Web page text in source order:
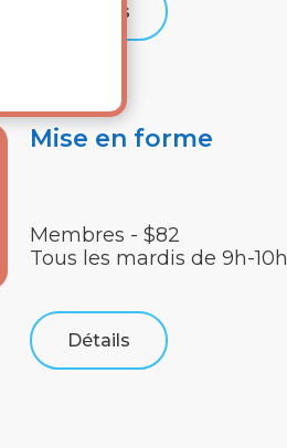
Détails
Mise en forme
Tous les mardis de 9h-10h
Membres - $82
Détails